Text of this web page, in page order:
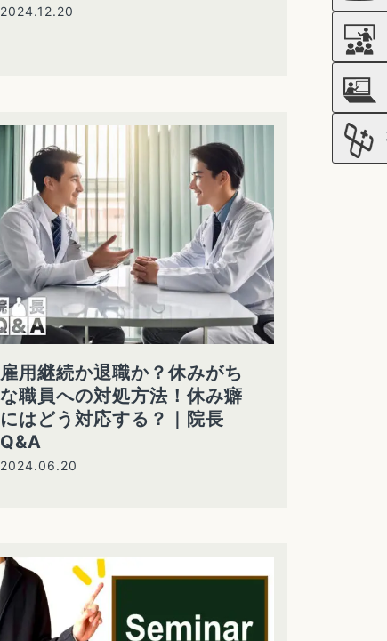
2024.12.20
雇用継続か退職か？休みがち
な職員への対処方法！休み癖
にはどう対応する？｜院長
Q&A
2024.06.20